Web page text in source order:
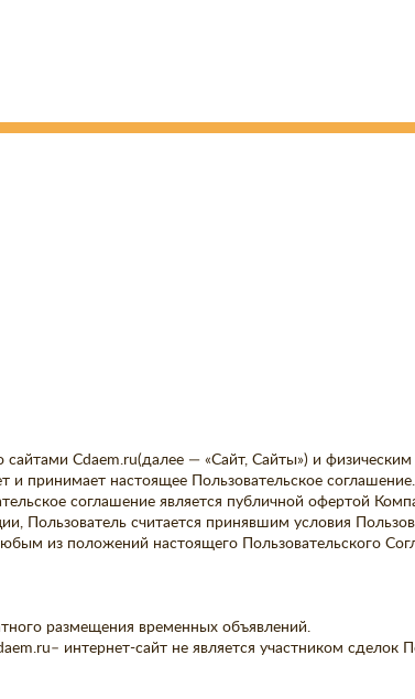
Cdaem.ru(далее — «Сайт, Сайты») и
принимает настоящее Пользовательское
соглашение является публичной офертой
Пользователь считается принявшим условия
из положений настоящего Пользовательского
размещения временных объявлений.
интернет-сайт не является участником сделок